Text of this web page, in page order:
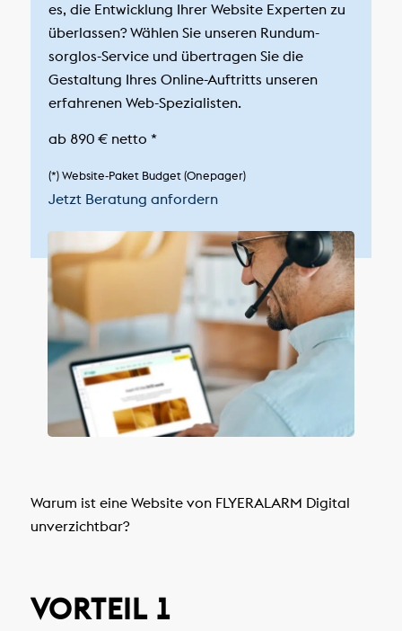
es, die Entwicklung Ihrer Website Experten zu
überlassen? Wählen Sie unseren Rundum-
sorglos-Service und übertragen Sie die
Gestaltung Ihres Online-Auftritts unseren
erfahrenen Web-Spezialisten.
ab 890 €netto *
(*) Website-Paket Budget (Onepager)
Jetzt Beratung anfordern
Warum ist eine Website von FLYERALARM Digital
unverzichtbar?
VORTEIL 1